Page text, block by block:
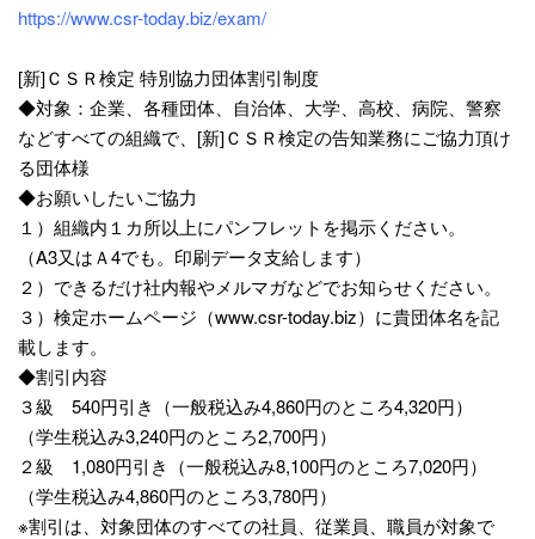
https://www.csr-today.biz/exam/
[新]ＣＳＲ検定 特別協力団体割引制度
◆対象：企業、各種団体、自治体、大学、高校、病院、警察
などすべての組織で、[新]ＣＳＲ検定の告知業務にご協力頂け
る団体様
◆お願いしたいご協力
１）組織内１カ所以上にパンフレットを掲示ください。
（A3又はＡ4でも。印刷データ支給します）
２）できるだけ社内報やメルマガなどでお知らせください。
３）検定ホームページ（www.csr-today.biz）に貴団体名を記
載します。
◆割引内容
３級 540円引き（一般税込み4,860円のところ4,320円）
（学生税込み3,240円のところ2,700円）
２級 1,080円引き（一般税込み8,100円のところ7,020円）
（学生税込み4,860円のところ3,780円）
※割引は、対象団体のすべての社員、従業員、職員が対象で